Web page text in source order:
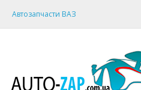
Автозапчасти ВАЗ